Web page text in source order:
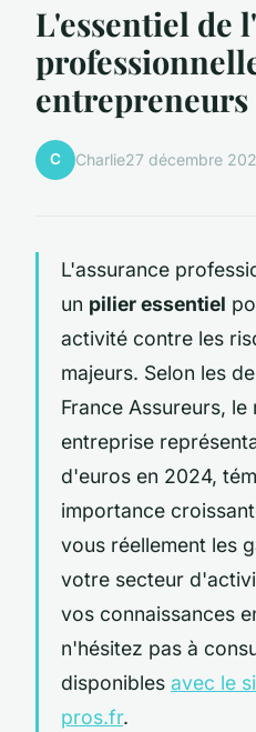
L'essentiel de
entrepreneurs
C Charlie27 décembre
L'assurance
un pilier essentiel
activité contre les
majeurs. Selon les
France Assureurs,
entreprise
d'euros en 2024,
importance
vous réellement les
votre secteur
vos connaissances
n'hésitez pas à
disponibles avec le
pros.fr.